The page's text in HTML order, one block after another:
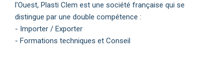
l'Ouest, Plasti Clem est une société française qui se
distingue par une double compétence :
- Importer / Exporter
- Formations techniques et Conseil